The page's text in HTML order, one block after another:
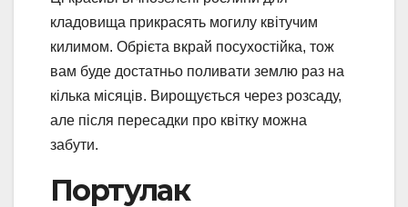
кладовища прикрасять могилу квітучим
килимом. Обрієта вкрай посухостійка, тож
вам буде достатньо поливати землю раз на
кілька місяців. Вирощується через розсаду,
але після пересадки про квітку можна
забути.
Портулак